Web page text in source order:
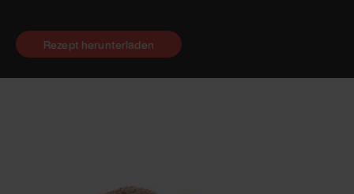
Rezept herunterladen